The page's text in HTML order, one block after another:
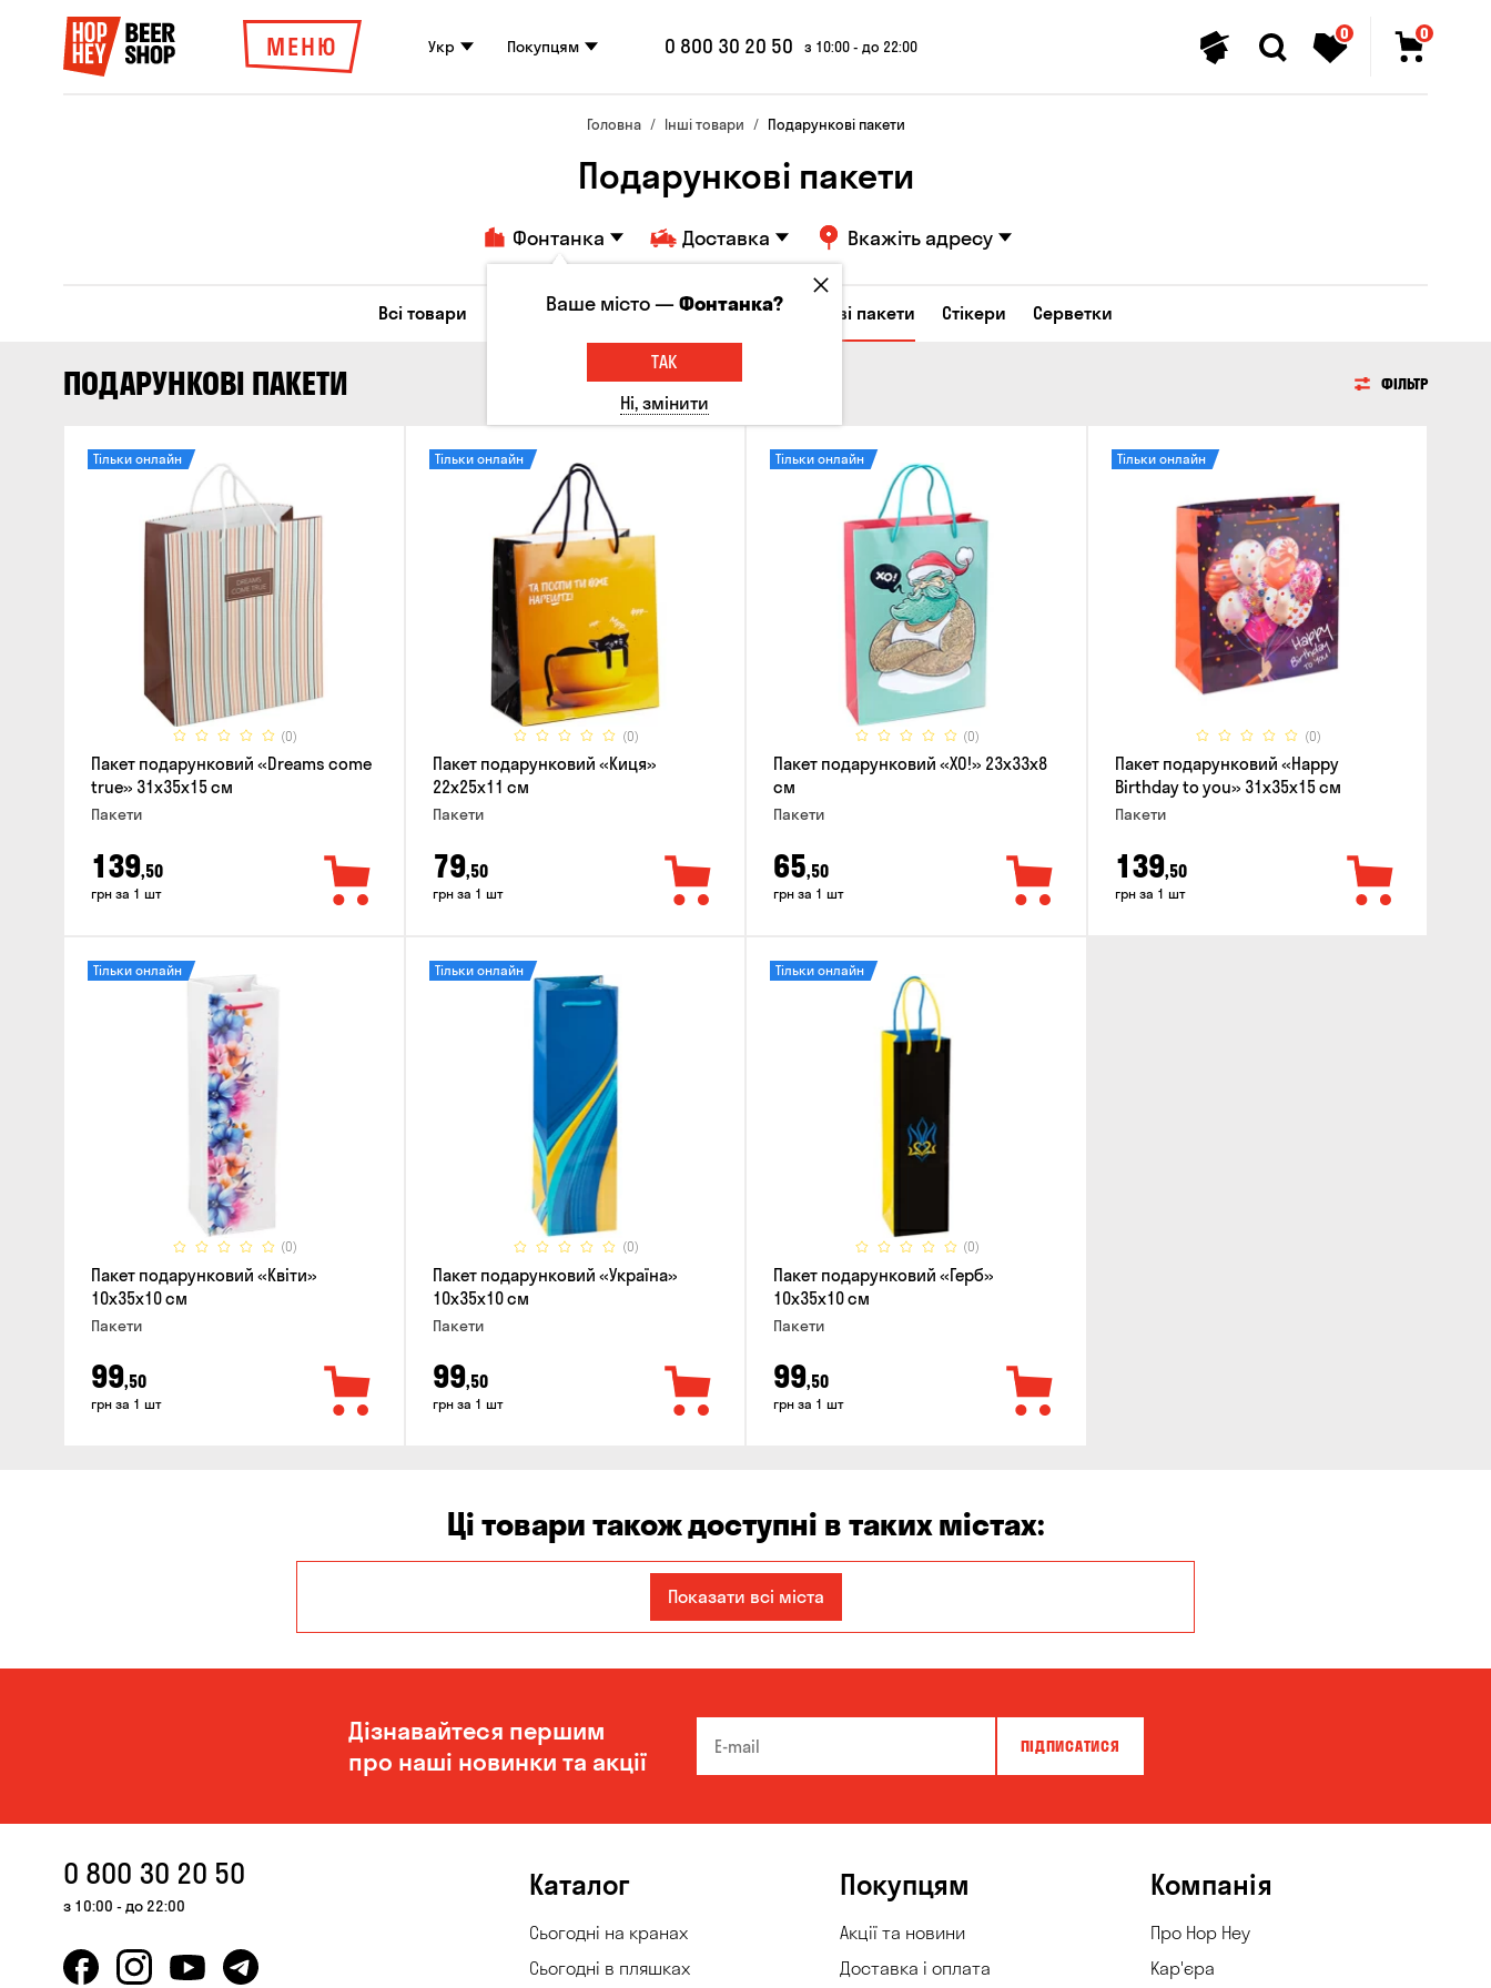
МЕНЮ Укр Покупцям 0 800 30 20 50 з 10:00 - до 22:00
0 0
Головна Інші товари Подарункові пакети
Подарункові пакети
Фонтанка Доставка Вкажіть адресу
Всі товари Келихи та кухлі Брелоки Подарункові пакети Стікери Серветки
ПОДАРУНКОВІ ПАКЕТИ ФІЛЬТР
(0)
Тільки онлайн
Пакет подарунковий «Dreams come
true» 31x35x15 см
Пакети
139,50
грн за 1 шт
(0)
Тільки онлайн
Пакет подарунковий «Киця»
22x25x11 см
Пакети
79,50
грн за 1 шт
(0)
Тільки онлайн
Пакет подарунковий «ХО!» 23x33x8
см
Пакети
65,50
грн за 1 шт
(0)
Тільки онлайн
Пакет подарунковий «Happy
Birthday to you» 31x35x15 cм
Пакети
139,50
грн за 1 шт
(0)
Тільки онлайн
Пакет подарунковий «Квіти»
10x35x10 см
Пакети
99,50
грн за 1 шт
(0)
Тільки онлайн
Пакет подарунковий «Україна»
10x35x10 см
Пакети
99,50
грн за 1 шт
(0)
Тільки онлайн
Пакет подарунковий «Герб»
10x35x10 см
Пакети
99,50
грн за 1 шт
Ці товари також доступні в таких містах:
Кам'янське
Миколаїв Одеса Олександрівка Чорноморськ
Показати всі міста
Дізнавайтеся першим
про наші новинки та акції
ПІДПИСАТИСЯ
0 800 30 20 50
з 10:00 - до 22:00
Каталог
Сьогодні на кранах
Сьогодні в пляшках
Покупцям
Акції та новини
Доставка і оплата
Компанія
Про Hop Hey
Кар'єра
Ваше місто —Фонтанка?
ТАК
Ні, змінити